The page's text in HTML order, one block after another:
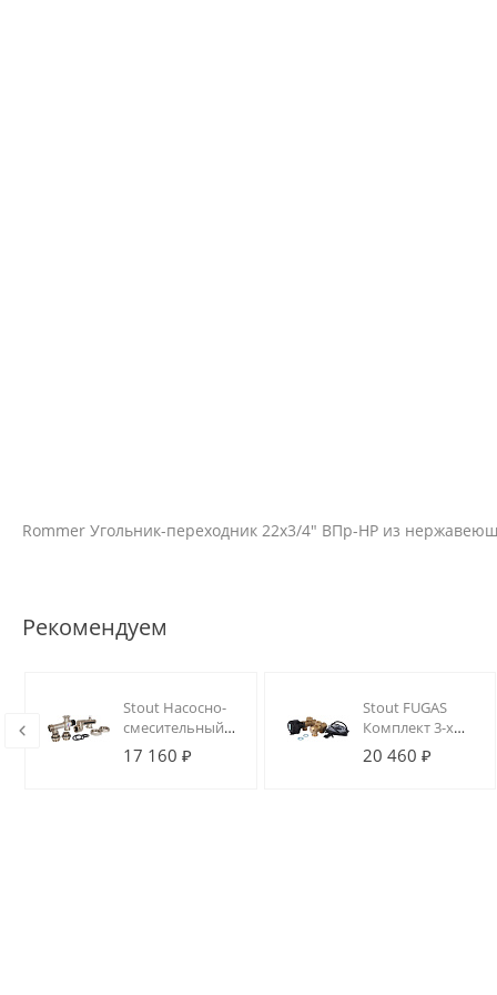
Rommer Угольник-переходник 22х3/4" ВПр-НР из
Рекомендуем
Stout Насосно-
смесительный
узел с
термостатическим
17 160 ₽
Stout FUGAS
Комплект 3-х
ходового
клапана для
20 460 ₽